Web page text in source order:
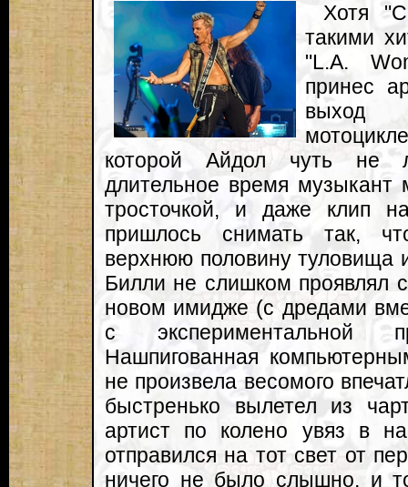
Хотя
такими
"L.A.
принес
выход
которой Айдол чуть не
длительное время музыкант
тросточкой, и даже клип
пришлось снимать так,
верхнюю половину туловища
Билли не слишком проявлял
новом имидже (с дредами
с экспериментальной
Нашпигованная
не произвела весомого
быстренько вылетел из
артист по колено увяз в
отправился на тот свет от
ничего не было слышно, и